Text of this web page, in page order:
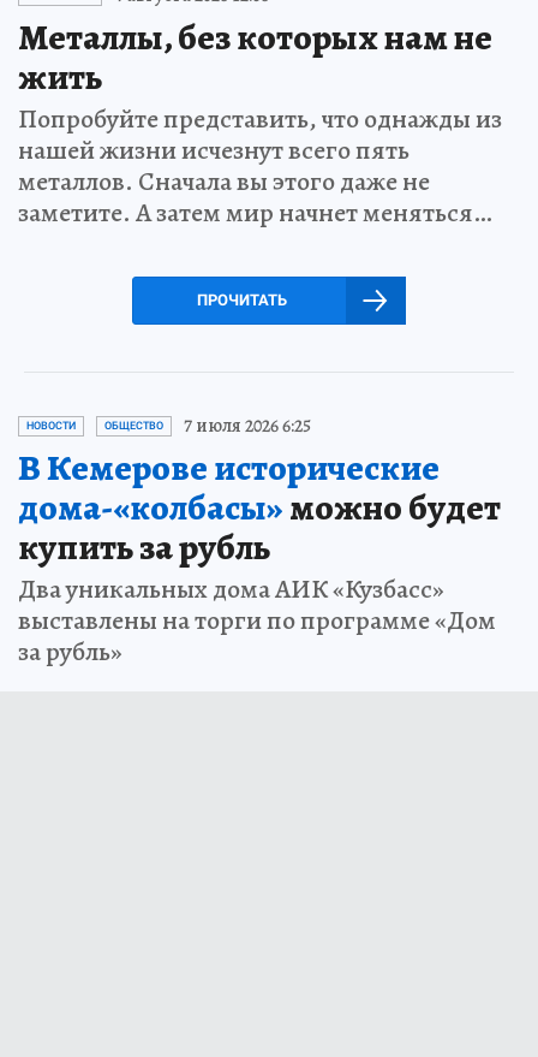
Металлы, без которых нам не
жить
Попробуйте представить, что однажды из
нашей жизни исчезнут всего пять
металлов. Сначала вы этого даже не
заметите. А затем мир начнет меняться…
ПРОЧИТАТЬ
НОВОСТИ ОБЩЕСТВО 7 июля 2026 6:25
В Кемерове исторические
дома-«колбасы»можно будет
купить за рубль
Два уникальных дома АИК «Кузбасс»
выставлены на торги по программе «Дом
за рубль»